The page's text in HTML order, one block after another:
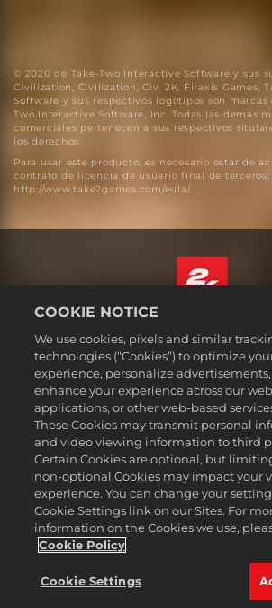
© 2020 de Take-Two Interactive Software y sus
Civilization, Civilization, Civ, 2K, Firaxis Games,
Software y sus respectivos logotipos son marcas
Two Interactive Software, Inc. Todas las demás
comerciales pertenecen a sus respectivos
los derechos.
Para usar este producto, es necesario estar de
contrato de licencia de usuario final de terceros:
http://www.take2games.com/eula/.
Aviso legal
Política de privacidad
Política de cookies
Atención al cliente
No vender ni compartir mis datos
Búsqueda de pedidos y
Socios publicitarios de 2K
©2016-2026 Take-Two Interactive Software
Civilization, and their respective logos are
Interactive Software, Inc. All rights
Todas las marcas comerciales son
Español
COOKIE NOTICE
We use cookies, pixels and similar
technologies (“Cookies”) to optimize
experience, personalize
enhance your experience across our
applications, or other web-based services
These Cookies may transmit personal
and video viewing information to third
Certain Cookies are optional, but
non-optional Cookies may impact your
experience. You can change your
Cookie Settings link on our Sites. For
information on the Cookies we use,
Cookie Policy
Cookie Settings